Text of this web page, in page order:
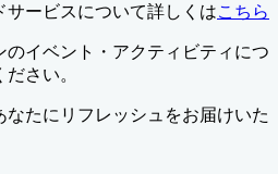
ービスについて詳しくはこちら
イベント・アクティビティにつ
さい。
たにリフレッシュをお届けいた